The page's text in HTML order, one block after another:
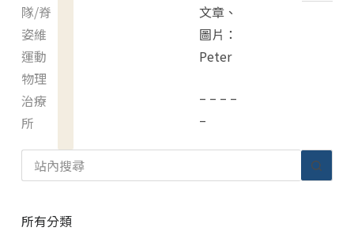
隊/脊
姿維
運動
物理
治療
所
文章、
圖片：
Peter
– – – –
–
所有分類